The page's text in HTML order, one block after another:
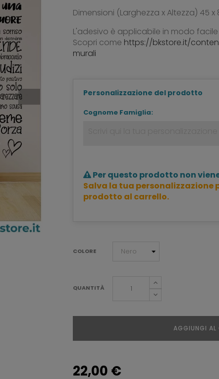
Dimensioni (Larghezza x Altezza) 45 x
L'adesivo è applicabile in modo
Scopri come https://bkstore.it/
murali
Personalizzazione del prodotto
Cognome Famiglia:
Per questo prodotto non
Salva la tua personalizzazione
prodotto al carrello.
COLORE
QUANTITÀ
AGGIUNGI AL
22,00 €